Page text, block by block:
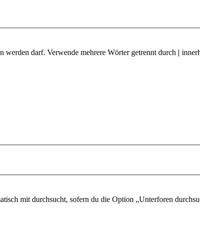
werden darf. Verwende mehrere Wörter getrennt durch |
mit durchsucht, sofern du die Option „Unterforen